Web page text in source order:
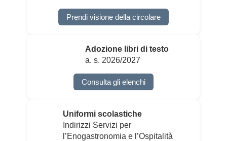
Prendi visione della circolare
Adozione libri di testo
a. s. 2026/2027
Consulta gli elenchi
Uniformi scolastiche
Indirizzi Servizi per
l’Enogastronomia e l’Ospitalità